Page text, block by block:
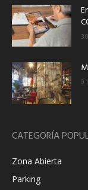
CATEGORÍA
Zona Abierta
Parking